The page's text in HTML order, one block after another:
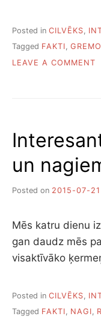
Posted in CILVĒKS
Tagged FAKTI,
LEAVE A COMMENT
un
Posted on 2015-07-21
Mēs katru dienu
gan daudz mēs
visaktīvāko
Posted in CILVĒKS
Tagged FAKTI, NAGI,